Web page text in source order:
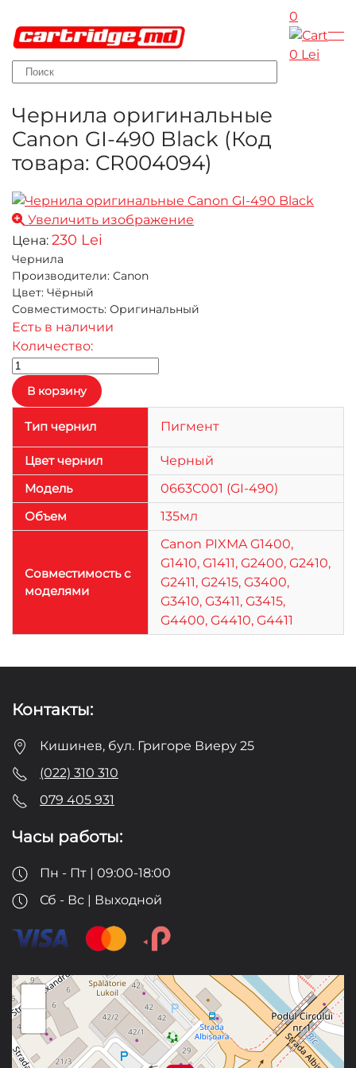
Skip to main content
0
0 Lei
Чернила оригинальные
Canon GI-490 Black (Код
товара: CR004094)
Увеличить изображение
Цена: 230 Lei
Чернила
Производители: Canon
Цвет: Чёрный
Совместимость: Оригинальный
Есть в наличии
Количество:
Тип чернил Пигмент
Цвет чернил
Черный
Модель
0663C001 (GI-490)
Объем
135мл
Совместимость с
моделями
Canon PIXMA G1400,
G1410, G1411, G2400, G2410,
G2411, G2415, G3400,
G3410, G3411, G3415,
G4400, G4410, G4411
Контакты:
Кишинев, бул. Григоре Виеру 25
(022) 310 310
079 405 931
Часы работы:
Пн - Пт | 09:00-18:00
Сб - Вс | Выходной